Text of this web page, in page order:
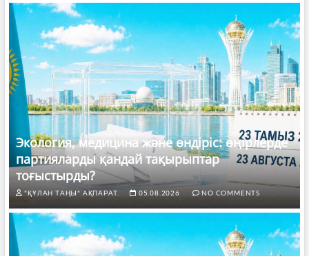
Экология, медицина және өндіріс: өңірлерде
партияларды қандай тақырыптар
тоғыстырды?
"ҚҰЛАН ТАҢЫ" АҚПАРАТ. 05.08.2026 NO COMMENTS